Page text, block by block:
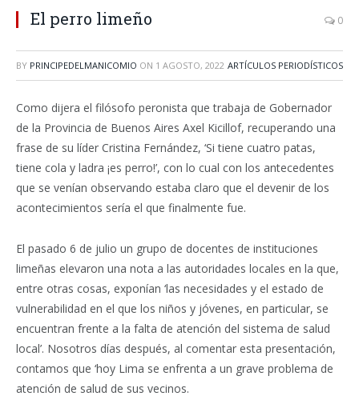
El perro limeño 0
BY PRINCIPEDELMANICOMIO ON 1 AGOSTO, 2022 ARTÍCULOS PERIODÍSTICOS
Como dijera el filósofo peronista que trabaja de Gobernador
de la Provincia de Buenos Aires Axel Kicillof, recuperando una
frase de su líder Cristina Fernández, ‘Si tiene cuatro patas,
tiene cola y ladra ¡es perro!’, con lo cual con los antecedentes
que se venían observando estaba claro que el devenir de los
acontecimientos sería el que finalmente fue.
El pasado 6 de julio un grupo de docentes de instituciones
limeñas elevaron una nota a las autoridades locales en la que,
entre otras cosas, exponían ‘las necesidades y el estado de
vulnerabilidad en el que los niños y jóvenes, en particular, se
encuentran frente a la falta de atención del sistema de salud
local’. Nosotros días después, al comentar esta presentación,
contamos que ‘hoy Lima se enfrenta a un grave problema de
atención de salud de sus vecinos.